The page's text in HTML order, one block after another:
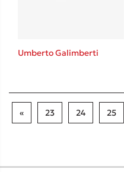
Umberto Galimberti
« 23 24 25